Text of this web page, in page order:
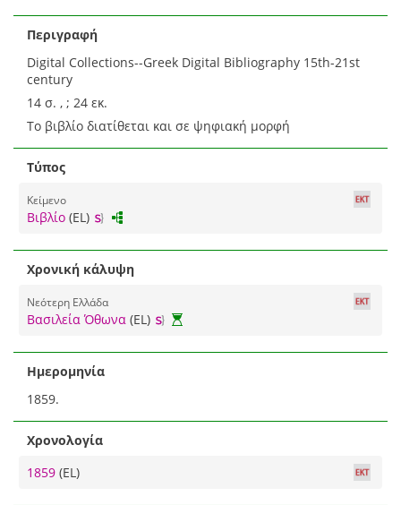
Περιγραφή
Digital Collections--Greek Digital Bibliography 15th-21st
century
14 σ. , ; 24 εκ.
Το βιβλίο διατίθεται και σε ψηφιακή μορφή
Τύπος
Κείμενο
Βιβλίο (EL)
Χρονική κάλυψη
Νεότερη Ελλάδα
Βασιλεία Όθωνα (EL)
Ημερομηνία
1859.
Χρονολογία
1859 (EL)